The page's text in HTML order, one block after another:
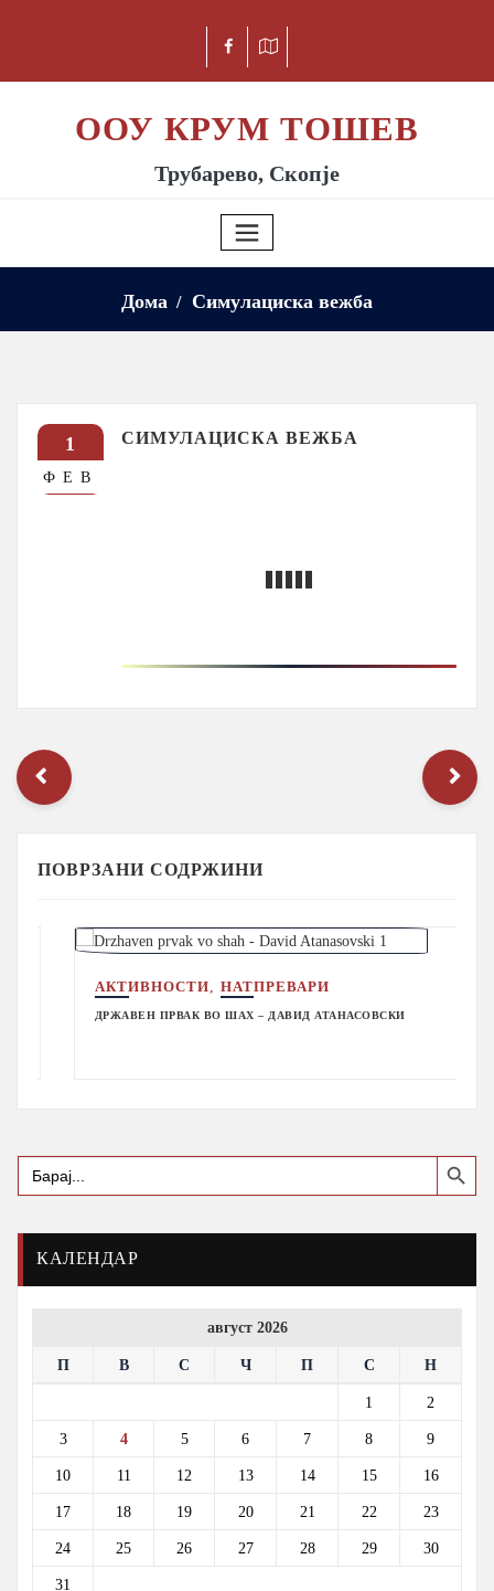
ООУ КРУМ ТОШЕВ
Трубарево, Скопје
Дома Симулациска вежба
1
ФЕВ
СИМУЛАЦИСКА ВЕЖБА
ПОВРЗАНИ СОДРЖИНИ
АКТИВНОСТИ,НАТПРЕВАРИ
ДРЖАВЕН ПРВАК ВО ШАХ – ДАВИД АТАНАСОВСКИ
Search
for:
Search Button
КАЛЕНДАР
август 2026
П В С Ч П С Н
1 2
3 4 5 6 7 8 9
10 11 12 13 14 15 16
17 18 19 20 21 22 23
24 25 26 27 28 29 30
31